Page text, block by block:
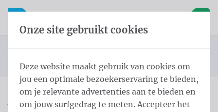
Inhoud overslaan
Taalkeuze overslaan
Open mobiele navigatie
U bevindt zich hier:
Landenvlaggen Zuid-Amerika
Vlag Uruguay 200x300 cm
Onze site gebruikt cookies
Deze website maakt gebruik van cookies om
jou een optimale bezoekerservaring te bieden,
om je relevante advertenties aan te bieden en
om jouw surfgedrag te meten. Accepteer het